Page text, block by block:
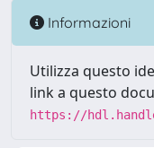
Informazioni
Utilizza questo
link a questo
https://